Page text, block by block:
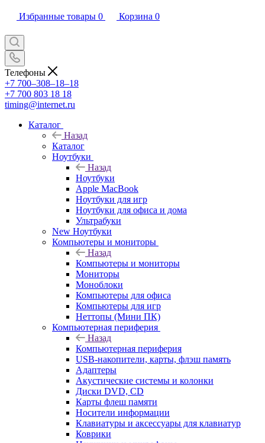
Избранные товары 0 Корзина 0
Телефоны
+7 700‒308‒18‒18
+7 700 803 18 18
timing@internet.ru
Каталог
Назад
Каталог
Ноутбуки
Назад
Ноутбуки
Apple MacBook
Ноутбуки для игр
Ноутбуки для офиса и дома
Ультрабуки
New Ноутбуки
Компьютеры и мониторы
Назад
Компьютеры и мониторы
Мониторы
Моноблоки
Компьютеры для офиса
Компьютеры для игр
Неттопы (Мини ПК)
Компьютерная периферия
Назад
Компьютерная периферия
USB-накопители, карты, флэш память
Адаптеры
Акустические системы и колонки
Диски DVD, CD
Карты флеш памяти
Носители информации
Клавиатуры и аксессуары для клавиатур
Коврики